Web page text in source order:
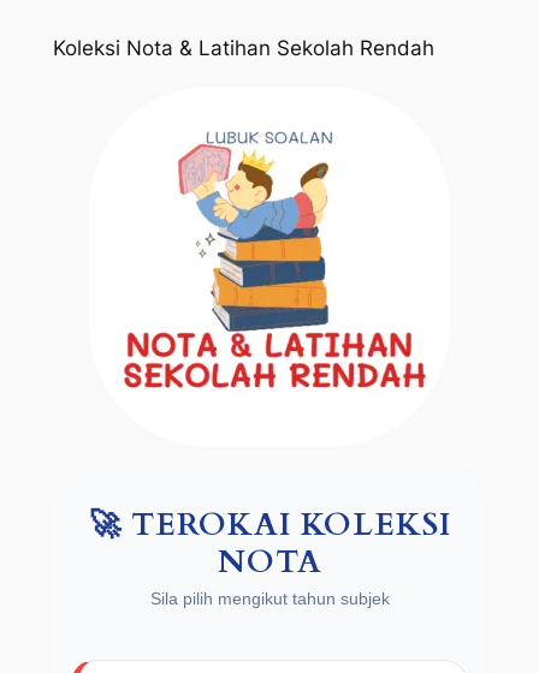
Koleksi Nota & Latihan Sekolah Rendah
🚀 TEROKAI KOLEKSI
NOTA
Sila pilih mengikut tahun subjek